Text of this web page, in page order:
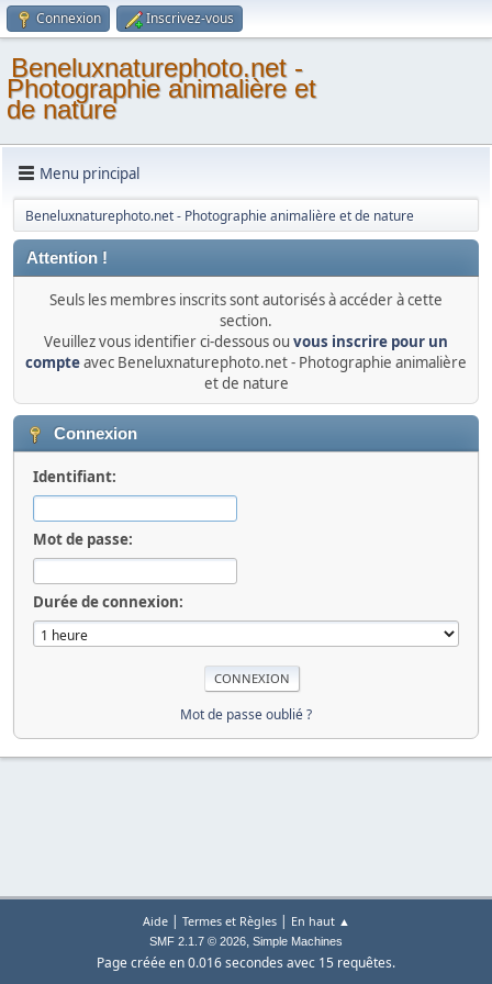
Connexion Inscrivez-vous
Beneluxnaturephoto.net -
Photographie animalière et
de nature
Menu principal
Beneluxnaturephoto.net - Photographie animalière et de nature
Attention !
Seuls les membres inscrits sont autorisés à accéder à cette
section.
Veuillez vous identifier ci-dessous ou vous inscrire pour un
compteavec Beneluxnaturephoto.net - Photographie animalière
et de nature
Connexion
Identifiant:
Mot de passe:
Durée de connexion:
Mot de passe oublié ?
Aide| Termes et Règles| En haut ▲
SMF 2.1.7 © 2026, Simple Machines
Page créée en 0.016 secondes avec 15 requêtes.